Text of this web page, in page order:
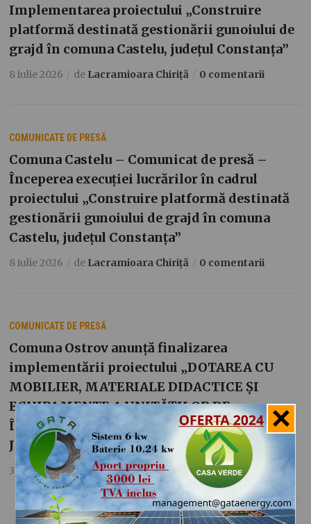
Implementarea proiectului „Construire
platformă destinată gestionării gunoiului de
grajd în comuna Castelu, județul Constanța”
8 iulie 2026 de Lacramioara Chiriță 0 comentarii
COMUNICATE DE PRESĂ
Comuna Castelu – Comunicat de presă –
Începerea execuției lucrărilor în cadrul
proiectului „Construire platformă destinată
gestionării gunoiului de grajd în comuna
Castelu, județul Constanța”
8 iulie 2026 de Lacramioara Chiriță 0 comentarii
COMUNICATE DE PRESĂ
Comuna Ostrov anunță finalizarea
implementării proiectului „DOTAREA CU
MOBILIER, MATERIALE DIDACTICE ȘI
ECHIPAMENTE A UNITĂȚILOR DE
ÎNVĂȚĂMÂNT DIN COMUNA OSTROV,
JUDEȚUL CONSTANȚA”
3 iulie 2026 deLacramioara Chiriță 0 comentarii